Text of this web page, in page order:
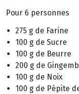
Pour 6 personnes
275 g de Farine
100 g de Sucre
100 g de Beurre
200 g de
100 g de Noix
100 g de Pépite